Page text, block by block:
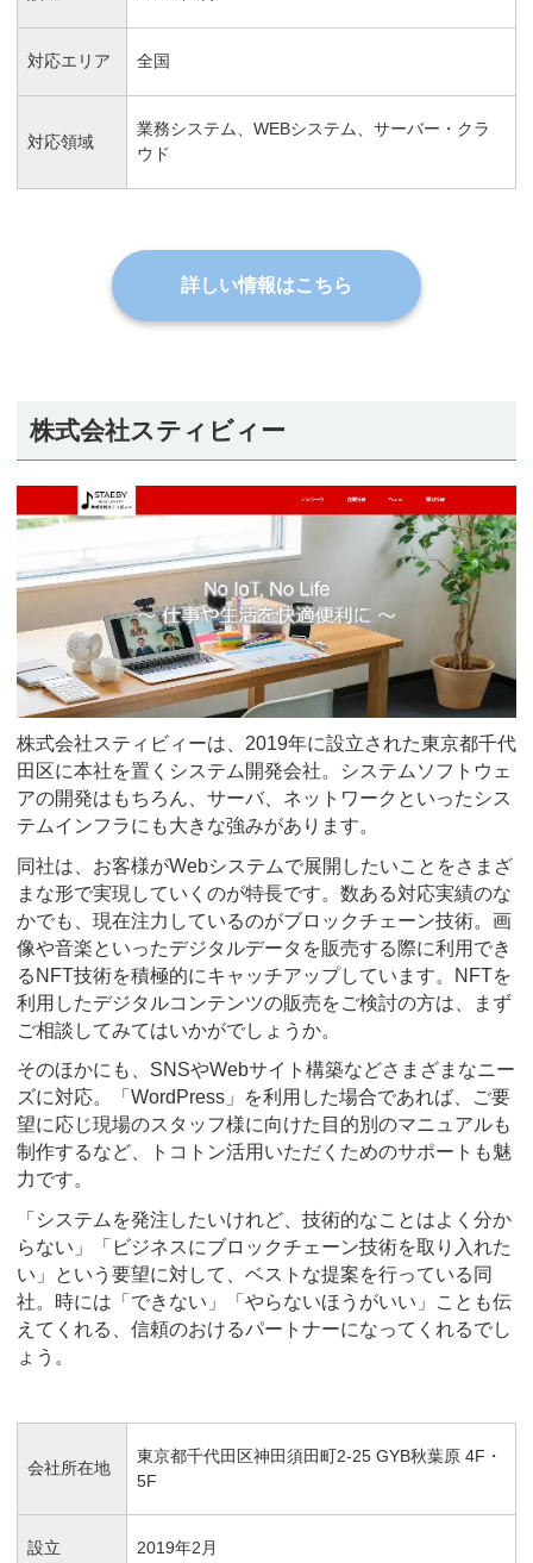
対応エリア 全国
対応領域
業務システム、WEBシステム、サーバー・クラ
ウド
詳しい情報はこちら
株式会社スティビィー
株式会社スティビィーは、2019年に設立された東京都千代
田区に本社を置くシステム開発会社。システムソフトウェ
アの開発はもちろん、サーバ、ネットワークといったシス
テムインフラにも大きな強みがあります。
同社は、お客様がWebシステムで展開したいことをさまざ
まな形で実現していくのが特長です。数ある対応実績のな
かでも、現在注力しているのがブロックチェーン技術。画
像や音楽といったデジタルデータを販売する際に利用でき
るNFT技術を積極的にキャッチアップしています。NFTを
利用したデジタルコンテンツの販売をご検討の方は、まず
ご相談してみてはいかがでしょうか。
そのほかにも、SNSやWebサイト構築などさまざまなニー
ズに対応。「WordPress」を利用した場合であれば、ご要
望に応じ現場のスタッフ様に向けた目的別のマニュアルも
制作するなど、トコトン活用いただくためのサポートも魅
力です。
「システムを発注したいけれど、技術的なことはよく分か
らない」「ビジネスにブロックチェーン技術を取り入れた
い」という要望に対して、ベストな提案を行っている同
社。時には「できない」「やらないほうがいい」ことも伝
えてくれる、信頼のおけるパートナーになってくれるでし
ょう。
会社所在地
東京都千代田区神田須田町2-25 GYB秋葉原 4F・
5F
設立 2019年2月